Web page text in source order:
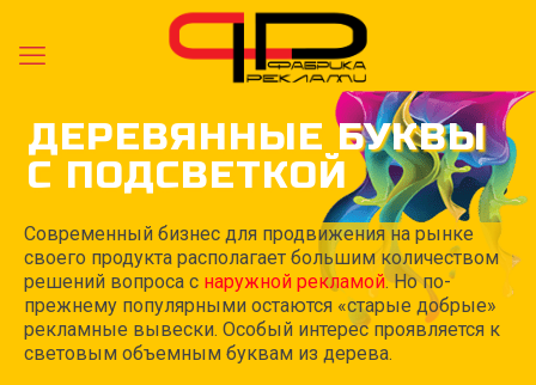
ДЕРЕВЯННЫЕ БУКВЫ
С ПОДСВЕТКОЙ
Современный бизнес для продвижения на рынке
своего продукта располагает большим количеством
решений вопроса с наружной рекламой. Но по-
прежнему популярными остаются «старые добрые»
рекламные вывески. Особый интерес проявляется к
световым объемным буквам из дерева.